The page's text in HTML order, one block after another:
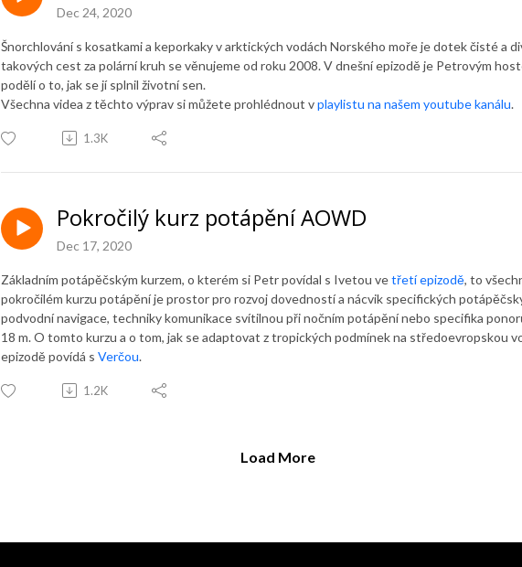
Dec 24, 2020
Šnorchlování s kosatkami a keporkaky v arktických vodách Norského moře je dotek čisté a
takových cest za polární kruh se věnujeme od roku 2008. V dnešní epizodě je Petrovým
podělí o to, jak se jí splnil životní sen.
Všechna videa z těchto výprav si můžete prohlédnout vplaylistu na našem youtube kanálu.
1.3K
Pokročilý kurz potápění AOWD
Dec 17, 2020
Základním potápěčským kurzem, o kterém si Petr povídal s Ivetou vetřetí epizodě, to
pokročilém kurzu potápění je prostor pro rozvoj dovedností a nácvik specifických
podvodní navigace, techniky komunikace svítilnou při nočním potápění nebo specifika
18 m. O tomto kurzu a o tom, jak se adaptovat z tropických podmínek na středoevropskou
epizodě povídá s Verčou.
1.2K
Load More